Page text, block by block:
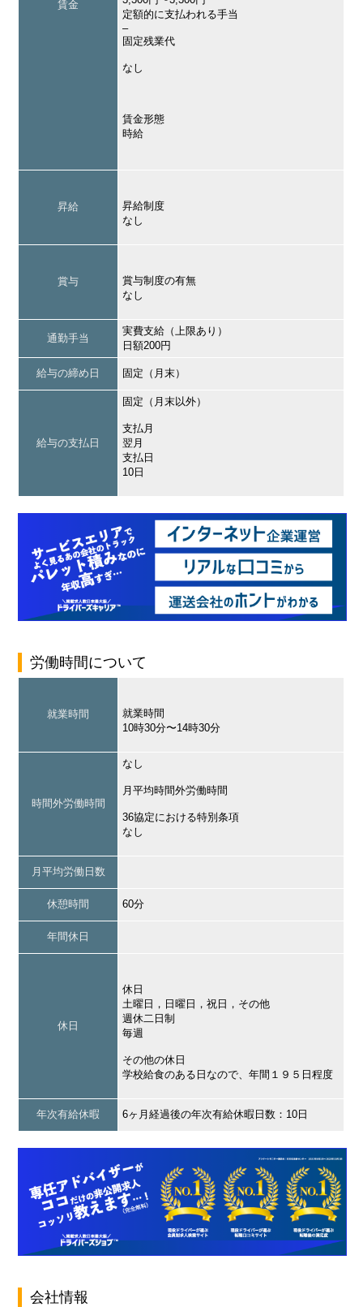
賃金
定額的に支払われる手当
–
固定残業代
なし
賃金形態
時給
昇給
昇給制度
なし
賞与
賞与制度の有無
なし
通勤手当
実費支給（上限あり）
日額200円
給与の締め日 固定（月末）
給与の支払日
固定（月末以外）
支払月
翌月
支払日
10日
労働時間について
就業時間
就業時間
10時30分〜14時30分
時間外労働時間
なし
月平均時間外労働時間
36協定における特別条項
なし
月平均労働日数
休憩時間 60分
年間休日
休日
休日
土曜日，日曜日，祝日，その他
週休二日制
毎週
その他の休日
学校給食のある日なので、年間１９５日程度
年次有給休暇 6ヶ月経過後の年次有給休暇日数：10日
会社情報